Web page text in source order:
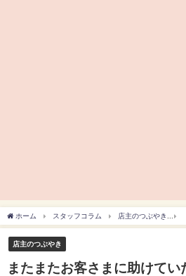
ホーム スタッフコラム 店主のつぶやき
店主のつぶやき
またまたお客さまに助けてい